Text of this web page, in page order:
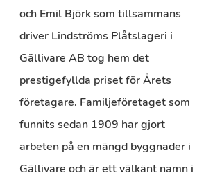
och Emil Björk som tillsammans
driver Lindströms Plåtslageri i
Gällivare AB tog hem det
prestigefyllda priset för Årets
företagare. Familjeföretaget som
funnits sedan 1909 har gjort
arbeten på en mängd byggnader i
Gällivare och är ett välkänt namn i